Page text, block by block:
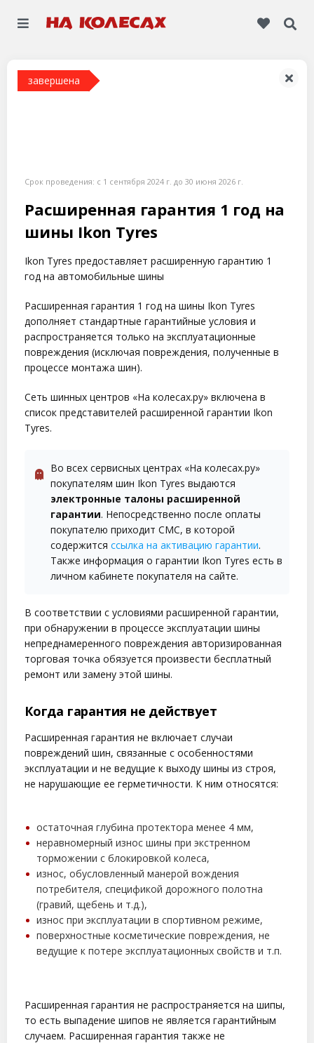
Срок проведения: c 1 сентября 2024 г. до 30 июня 2026 г.
Расширенная гарантия 1 год на
шины Ikon Tyres
Ikon Tyres предоставляет расширенную гарантию 1
год на автомобильные шины
Расширенная гарантия 1 год на шины Ikon Tyres
дополняет стандартные гарантийные условия и
распространяется только на эксплуатационные
повреждения (исключая повреждения, полученные в
процессе монтажа шин).
Сеть шинных центров «На колесах.ру» включена в
список представителей расширенной гарантии Ikon
Tyres.
Во всех сервисных центрах «На колесах.ру»
покупателям шин Ikon Tyres выдаются
электронные талоны расширенной
гарантии. Непосредственно после оплаты
покупателю приходит СМС, в которой
содержится ссылка на активацию гарантии.
Также информация о гарантии Ikon Tyres есть в
личном кабинете покупателя на сайте.
В соответствии с условиями расширенной гарантии,
при обнаружении в процессе эксплуатации шины
непреднамеренного повреждения авторизированная
торговая точка обязуется произвести бесплатный
ремонт или замену этой шины.
Когда гарантия не действует
Расширенная гарантия не включает случаи
повреждений шин, связанные с особенностями
эксплуатации и не ведущие к выходу шины из строя,
не нарушающие ее герметичности. К ним относятся:
остаточная глубина протектора менее 4 мм,
неравномерный износ шины при экстренном
торможении с блокировкой колеса,
износ, обусловленный манерой вождения
потребителя, спецификой дорожного полотна
(гравий, щебень и т.д.),
износ при эксплуатации в спортивном режиме,
поверхностные косметические повреждения, не
ведущие к потере эксплуатационных свойств и т.п.
Расширенная гарантия не распространяется на шипы,
то есть выпадение шипов не является гарантийным
случаем. Расширенная гарантия также не